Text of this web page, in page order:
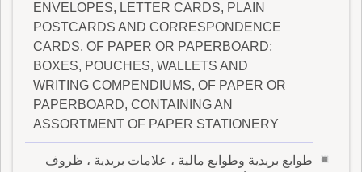
ENVELOPES, LETTER CARDS, PLAIN
POSTCARDS AND CORRESPONDENCE
CARDS, OF PAPER OR PAPERBOARD;
BOXES, POUCHES, WALLETS AND
WRITING COMPENDIUMS, OF PAPER OR
PAPERBOARD, CONTAINING AN
ASSORTMENT OF PAPER STATIONERY
طوابع بريدية وطوابع مالية ، علامات بريدية ، ظروف